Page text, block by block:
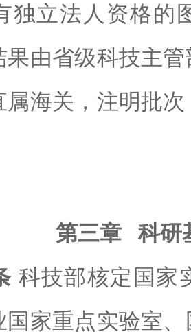
独立法人资格的
果由省级科技主
属海关，注明批
第三章 科研
科技部核定国家
国家重点实验室